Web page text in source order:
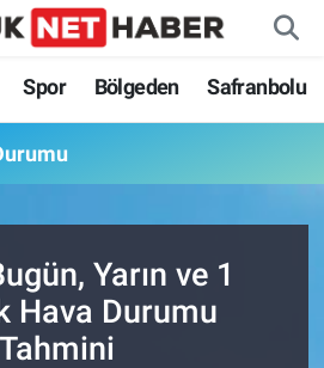
Spor Bölgeden Safranbolu
Yarın ve 1
Hava Durumu
Tahmini